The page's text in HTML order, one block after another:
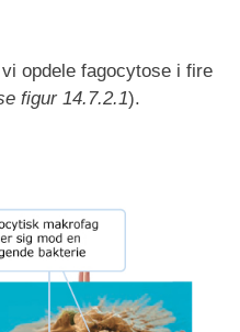
opdele fagocytose i fire
figur 14.7.2.1).